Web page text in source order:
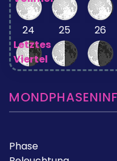
24
Letztes
Viertel
25 26
Phase